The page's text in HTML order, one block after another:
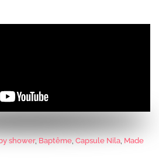
shower, Baptême, Capsule Nila, Made